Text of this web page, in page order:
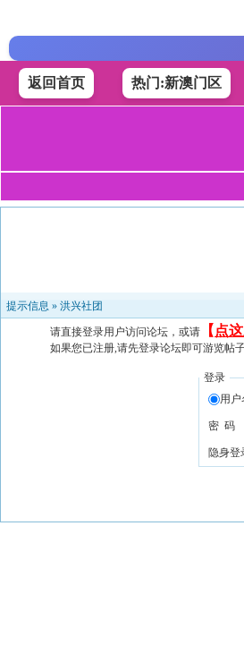
返回首页 热门:新澳门区
提示信息 » 洪兴社团
请直接登录用户访问论坛，或请 【 点
如果您已注册,请先登录论坛即可游览帖
登录
用户
密 码
隐身登